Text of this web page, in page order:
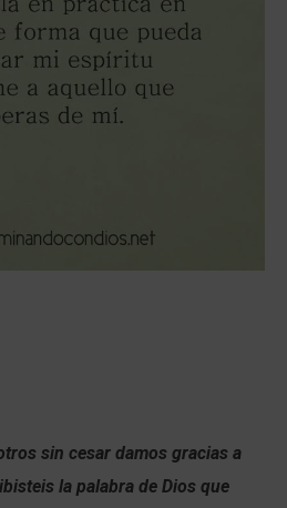
sin cesar damos gracias a
la palabra de Dios que